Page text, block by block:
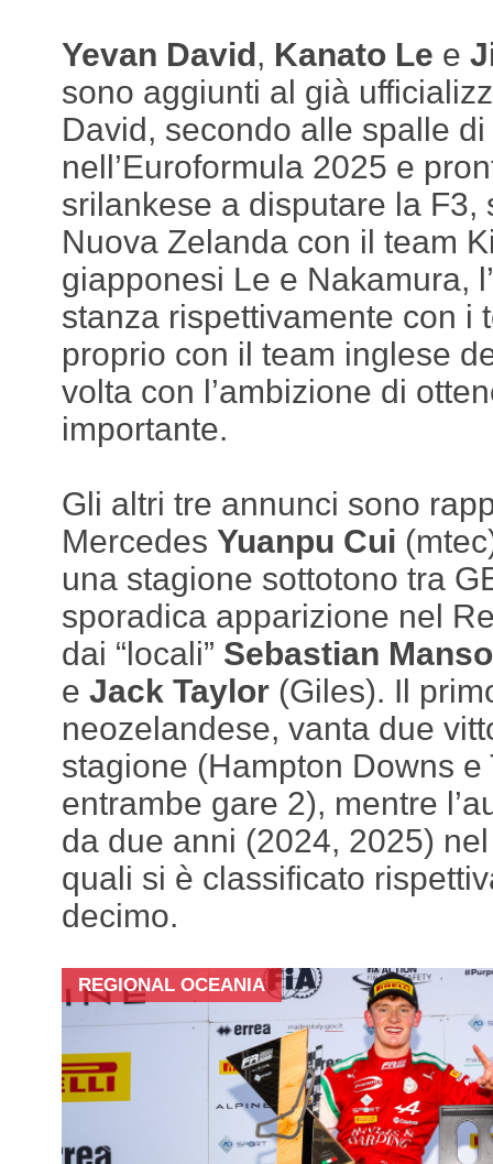
Yevan David , Kanato Le e
sono aggiunti al già
David, secondo alle spalle
nell’Euroformula 2025 e
srilankese a disputare la F3,
Nuova Zelanda con il team
giapponesi Le e Nakamura,
stanza rispettivamente con i
proprio con il team inglese
volta con l’ambizione di
importante.
Gli altri tre annunci sono
Mercedes Yuanpu Cui
una stagione sottotono tra
sporadica apparizione nel
dai “locali” Sebastian
e Jack Taylor (Giles). Il
neozelandese, vanta due
stagione (Hampton Downs e
entrambe gare 2), mentre
da due anni (2024, 2025)
quali si è classificato
decimo.
REGIONAL OCEANIA